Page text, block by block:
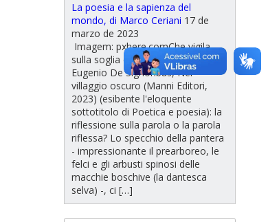
La poesia e la sapienza del
mondo, di Marco Ceriani 17 de
marzo de 2023
Imagem: pxhere.comChe vigila
sulla soglia di quest'ultima opera di
Eugenio De Signoribus, Nel
villaggio oscuro (Manni Editori,
2023) (esibente l'eloquente
sottotitolo di Poetica e poesia): la
riflessione sulla parola o la parola
riflessa? Lo specchio della pantera
- impressionante il prearboreo, le
felci e gli arbusti spinosi delle
macchie boschive (la dantesca
selva) -, ci […]